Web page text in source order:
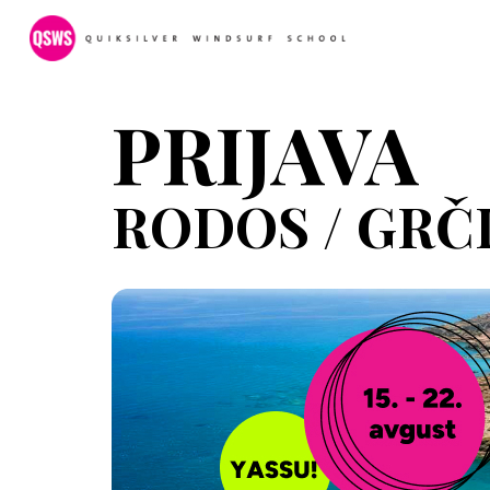
PRIJAVA
RODOS /